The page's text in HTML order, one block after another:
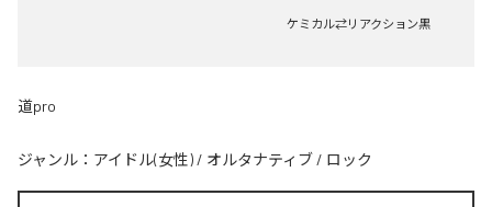
ケミカル⇄リアクション黒
道pro
ジャンル： アイドル(女性) / オルタナティブ / ロック